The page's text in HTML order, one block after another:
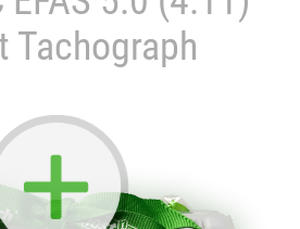
Tachograph